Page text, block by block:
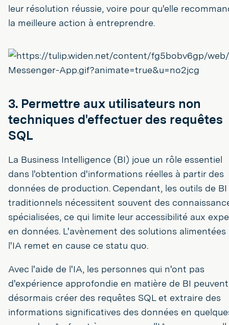
leur résolution réussie, voire pour qu'elle
la meilleure action à entreprendre.
3. Permettre aux utilisateurs non
techniques d'effectuer des requêtes
SQL
La Business Intelligence (BI) joue un rôle essentiel
dans l'obtention d'informations réelles à partir des
données de production. Cependant, les outils de BI
traditionnels nécessitent souvent des
spécialisées, ce qui limite leur accessibilité aux
en données. L'avènement des solutions alimentées
l'IA remet en cause ce statu quo.
Avec l'aide de l'IA, les personnes qui n'ont pas
d'expérience approfondie en matière de BI peuvent
désormais créer des requêtes SQL et extraire des
informations significatives des données en